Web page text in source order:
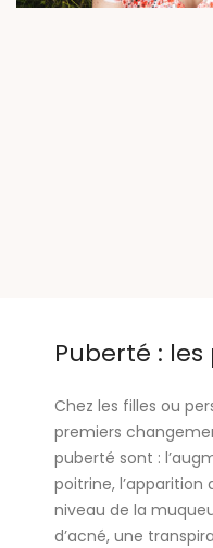
Puberté :
Chez les filles ou
premiers
puberté sont :
poitrine,
niveau de la
d’acné, une